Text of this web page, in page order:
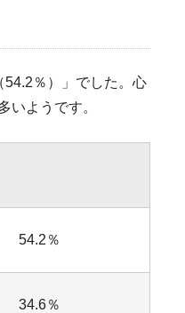
54.2％）」でした。心
いようです。
54.2％
34.6％